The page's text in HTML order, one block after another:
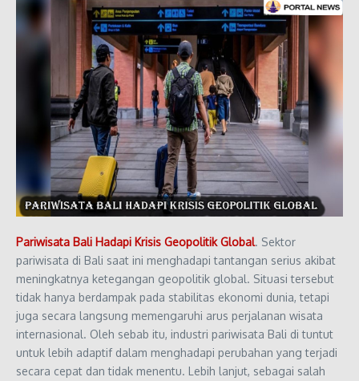
Pariwisata Bali Hadapi Krisis Geopolitik Global. Sektor
pariwisata di Bali saat ini menghadapi tantangan serius akibat
meningkatnya ketegangan geopolitik global. Situasi tersebut
tidak hanya berdampak pada stabilitas ekonomi dunia, tetapi
juga secara langsung memengaruhi arus perjalanan wisata
internasional. Oleh sebab itu, industri pariwisata Bali di tuntut
untuk lebih adaptif dalam menghadapi perubahan yang terjadi
secara cepat dan tidak menentu. Lebih lanjut, sebagai salah